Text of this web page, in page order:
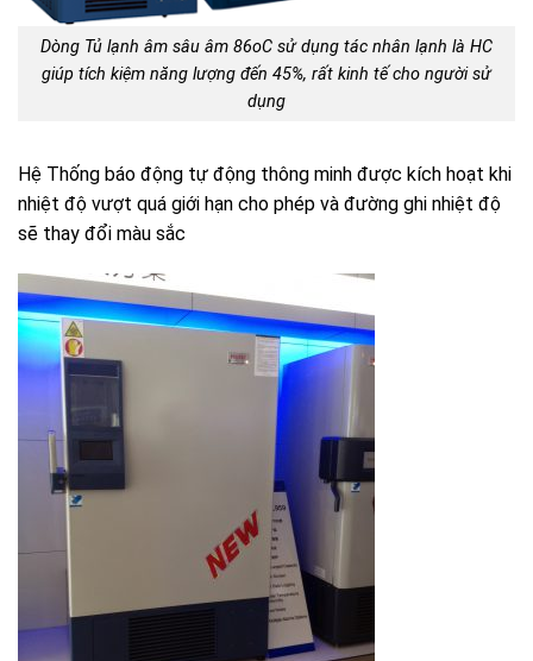
Dòng Tủ lạnh âm sâu âm 86oC sử dụng tác nhân lạnh là HC
giúp tích kiệm năng lượng đến 45%, rất kinh tế cho người sử
dụng
Hệ Thống báo động tự động thông minh được kích hoạt khi
nhiệt độ vượt quá giới hạn cho phép và đường ghi nhiệt độ
sẽ thay đổi màu sắc